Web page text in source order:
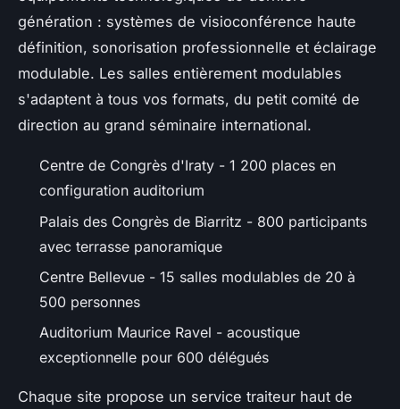
génération : systèmes de visioconférence haute
définition, sonorisation professionnelle et éclairage
modulable. Les salles entièrement modulables
s'adaptent à tous vos formats, du petit comité de
direction au grand séminaire international.
Centre de Congrès d'Iraty - 1 200 places en
configuration auditorium
Palais des Congrès de Biarritz - 800 participants
avec terrasse panoramique
Centre Bellevue - 15 salles modulables de 20 à
500 personnes
Auditorium Maurice Ravel - acoustique
exceptionnelle pour 600 délégués
Chaque site propose un service traiteur haut de